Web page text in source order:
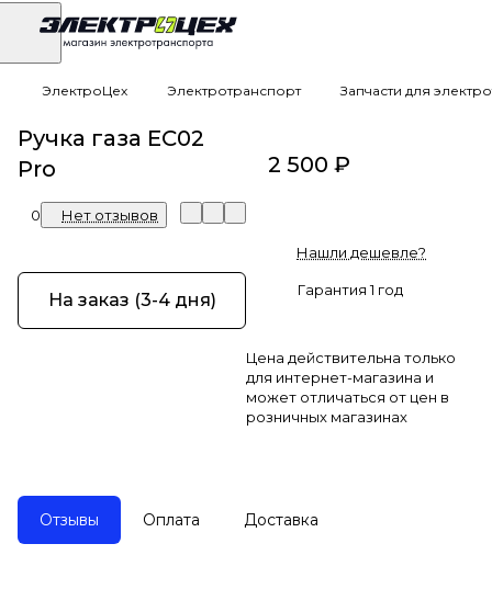
ЭлектроЦех Электротранспорт Запчасти для
Ручка газа EC02
Pro
0 Нет отзывов
На заказ (3-4 дня)
2 500 ₽
Нашли дешевле?
Гарантия 1 год
Цена действительна только
для интернет-магазина и
может отличаться от цен в
розничных магазинах
Отзывы Оплата Доставка